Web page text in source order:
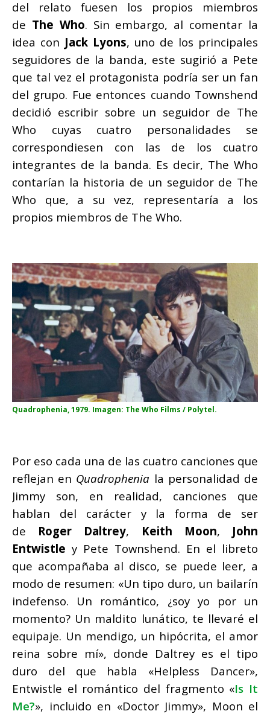
del relato fuesen los propios miembros
de The Who. Sin embargo, al comentar la
idea con Jack Lyons, uno de los principales
seguidores de la banda, este sugirió a Pete
que tal vez el protagonista podría ser un fan
del grupo. Fue entonces cuando Townshend
decidió escribir sobre un seguidor de The
Who cuyas cuatro personalidades se
correspondiesen con las de los cuatro
integrantes de la banda. Es decir, The Who
contarían la historia de un seguidor de The
Who que, a su vez, representaría a los
propios miembros de The Who.
Quadrophenia, 1979. Imagen: The Who Films / Polytel.
Por eso cada una de las cuatro canciones que
reflejan en Quadrophenia la personalidad de
Jimmy son, en realidad, canciones que
hablan del carácter y la forma de ser
de Roger Daltrey, Keith Moon, John
Entwistle y Pete Townshend. En el libreto
que acompañaba al disco, se puede leer, a
modo de resumen: «Un tipo duro, un bailarín
indefenso. Un romántico, ¿soy yo por un
momento? Un maldito lunático, te llevaré el
equipaje. Un mendigo, un hipócrita, el amor
reina sobre mí», donde Daltrey es el tipo
duro del que habla «Helpless Dancer»,
Entwistle el romántico del fragmento «Is It
Me?», incluido en «Doctor Jimmy», Moon el